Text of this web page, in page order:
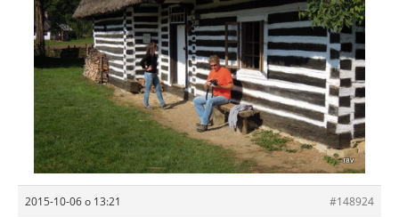
2015-10-06 o 13:21 #148924